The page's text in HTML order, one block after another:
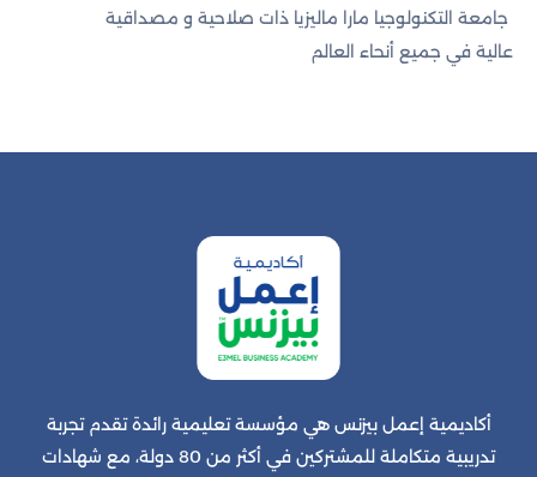
جامعة التكنولوجيا مارا ماليزيا ذات صلاحية و مصداقية
عالية في جميع أنحاء العالم
أكاديمية إعمل بيزنس هي مؤسسة تعليمية رائدة تقدم تجربة
تدريبية متكاملة للمشتركين في أكثر من 80 دولة، مع شهادات